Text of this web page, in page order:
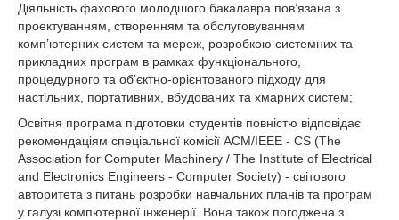
Діяльність фахового молодшого бакалавра пов’язана з
проектуванням, створенням та обслуговуванням
комп’ютерних систем та мереж, розробкою системних та
прикладних програм в рамках функціонального,
процедурного та об’єктно-орієнтованого підходу для
настільних, портативних, вбудованих та хмарних систем;
Освітня програма підготовки студентів повністю відповідає
рекомендаціям спеціальної комісії АСМ/ІЕЕЕ - CS (The
Association for Computer Machinery / The Institute of Elеctrical
and Electronics Engіnееrs - Computer Society) - світового
авторитета з питань розробки навчальних планів та програм
у галузі компютерної інженерії. Вона також погоджена з